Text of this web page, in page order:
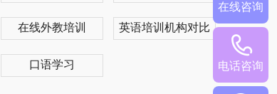
在线外教培训 英语培训机构对比
口语学习
在线咨询
电话咨询